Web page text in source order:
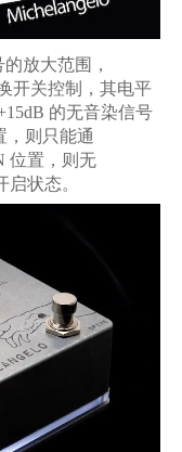
放大范围，
开关控制，其电平
的无音染信号
，则只能通
位置，则无
状态。